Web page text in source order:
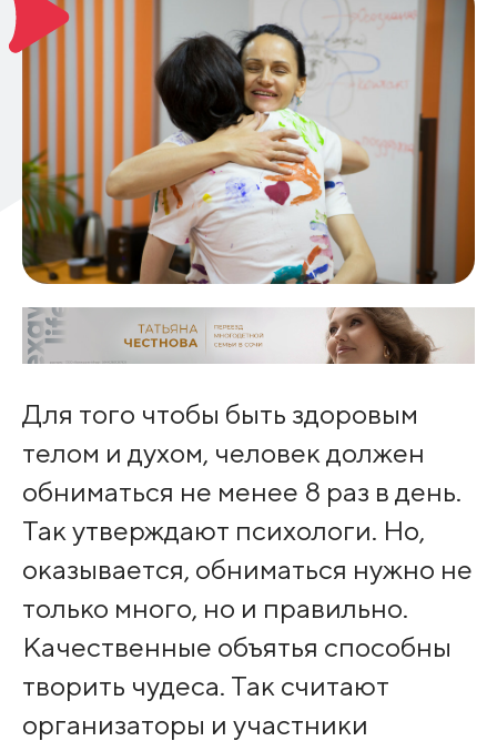
Для того чтобы быть здоровым
телом и духом, человек должен
обниматься не менее 8 раз в день.
Так утверждают психологи. Но,
оказывается, обниматься нужно не
только много, но и правильно.
Качественные объятья способны
творить чудеса. Так считают
организаторы и участники